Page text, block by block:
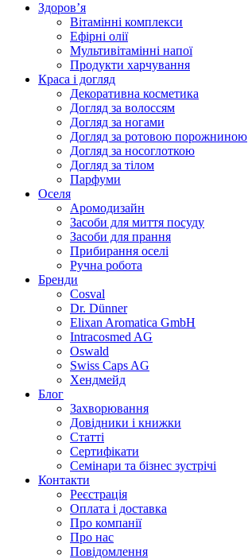
Здоров’я
Вітамінні комплекси
Ефірні олії
Мультивітамінні напої
Продукти харчування
Краса і догляд
Декоративна косметика
Догляд за волоссям
Догляд за ногами
Догляд за ротовою порожниною
Догляд за носоглоткою
Догляд за тілом
Парфуми
Оселя
Аромодизайн
Засоби для миття посуду
Засоби для прання
Прибирання оселі
Ручна робота
Бренди
Cosval
Dr. Dünner
Elixan Aromatica GmbH
Intracosmed AG
Oswald
Swiss Caps AG
Хендмейд
Блог
Захворювання
Довідники і книжки
Статті
Сертифікати
Семінари та бізнес зустрічі
Контакти
Реєстрація
Оплата і доставка
Про компанії
Про нас
Повідомлення